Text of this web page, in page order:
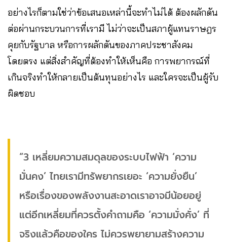
อย่างไรก็ตามใช่ว่าข้อเสนอเหล่านี้จะทำไม่ได้ ต้องผลักดัน
ต่อผ่านกระบวนการที่เรามี ไม่ว่าจะเป็นสภาผู้แทนราษฎร
คุยกับรัฐบาล หรือการผลักดันของภาคประชาสังคม
โดยตรง แต่สิ่งสำคัญที่ต้องทำให้เห็นคือ การพยากรณ์ที่
เกินจริงทำให้กลายเป็นต้นทุนอย่างไร และใครจะเป็นผู้รับ
ผิดชอบ
“3 เหลี่ยมความสมดุลของระบบไฟฟ้า ‘ความ
มั่นคง’ ไทยเรามีทรัพยากรเยอะ ‘ความยั่งยืน’
หรือเรื่องของพลังงานสะอาดเราอาจมีน้อยอยู่
แต่อีกเหลี่ยมที่ควรตั้งคำถามคือ ‘ความมั่งคั่ง’ ที่
จริงแล้วคือของใคร ไม่ควรพยายามสร้างความ